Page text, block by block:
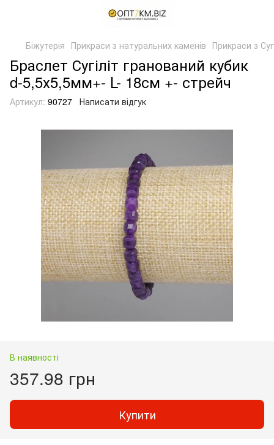
Біжутерія Прикраси з натуральних каменів Прикраси з
Браслет Сугіліт гранований кубик
d-5,5х5,5мм+- L- 18см +- стрейч
Артикул: 90727 Написати відгук
В наявності
357.98 грн
Купити